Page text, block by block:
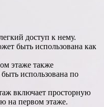
доступ к нему.
быть использована как
этаже также
использована по
включает просторную
на первом этаже.